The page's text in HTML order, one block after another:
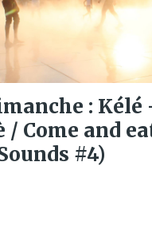
: Kélé
/ Come and
#4)